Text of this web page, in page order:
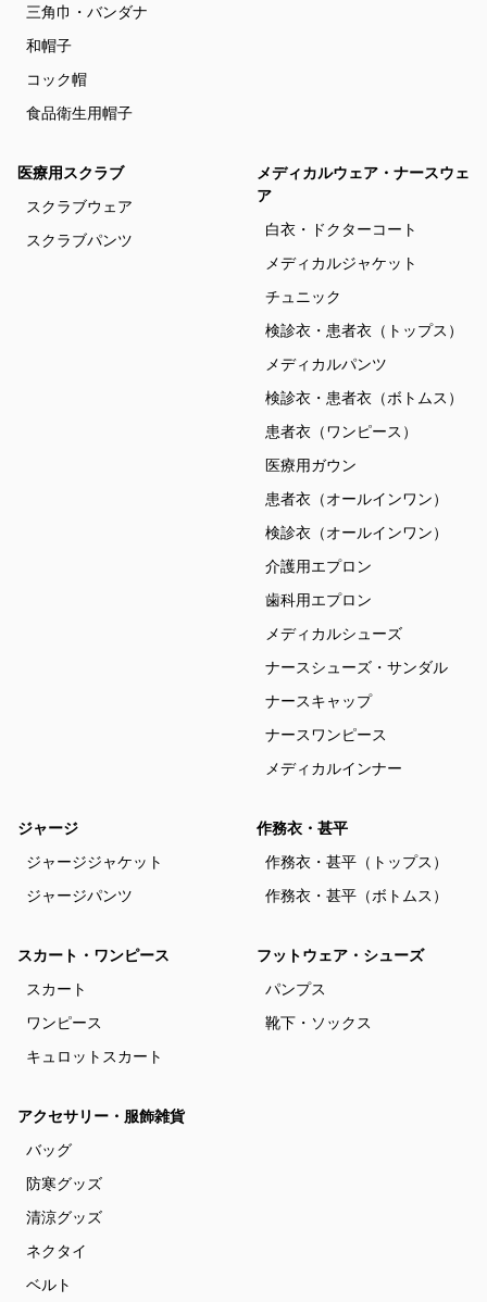
三角巾・バンダナ
和帽子
コック帽
食品衛生用帽子
医療用スクラブ
スクラブウェア
スクラブパンツ
メディカルウェア・ナースウェ
ア
白衣・ドクターコート
メディカルジャケット
チュニック
検診衣・患者衣（トップス）
メディカルパンツ
検診衣・患者衣（ボトムス）
患者衣（ワンピース）
医療用ガウン
患者衣（オールインワン）
検診衣（オールインワン）
介護用エプロン
歯科用エプロン
メディカルシューズ
ナースシューズ・サンダル
ナースキャップ
ナースワンピース
メディカルインナー
ジャージ
ジャージジャケット
ジャージパンツ
作務衣・甚平
作務衣・甚平（トップス）
作務衣・甚平（ボトムス）
スカート・ワンピース
スカート
ワンピース
キュロットスカート
フットウェア・シューズ
パンプス
靴下・ソックス
アクセサリー・服飾雑貨
バッグ
防寒グッズ
清涼グッズ
ネクタイ
ベルト